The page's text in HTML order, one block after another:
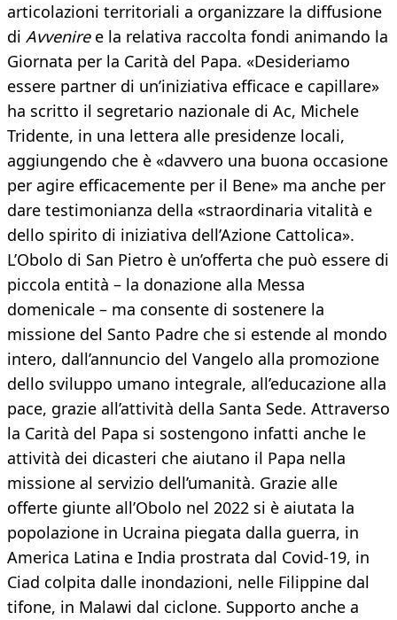
articolazioni territoriali a organizzare la diffusione
di Avveniree la relativa raccolta fondi animando la
Giornata per la Carità del Papa. «Desideriamo
essere partner di un’iniziativa efficace e capillare»
ha scritto il segretario nazionale di Ac, Michele
Tridente, in una lettera alle presidenze locali,
aggiungendo che è «davvero una buona occasione
per agire efficacemente per il Bene» ma anche per
dare testimonianza della «straordinaria vitalità e
dello spirito di iniziativa dell’Azione Cattolica».
L’Obolo di San Pietro è un’offerta che può essere di
piccola entità – la donazione alla Messa
domenicale – ma consente di sostenere la
missione del Santo Padre che si estende al mondo
intero, dall’annuncio del Vangelo alla promozione
dello sviluppo umano integrale, all’educazione alla
pace, grazie all’attività della Santa Sede. Attraverso
la Carità del Papa si sostengono infatti anche le
attività dei dicasteri che aiutano il Papa nella
missione al servizio dell’umanità. Grazie alle
offerte giunte all’Obolo nel 2022 si è aiutata la
popolazione in Ucraina piegata dalla guerra, in
America Latina e India prostrata dal Covid-19, in
Ciad colpita dalle inondazioni, nelle Filippine dal
tifone, in Malawi dal ciclone. Supporto anche a